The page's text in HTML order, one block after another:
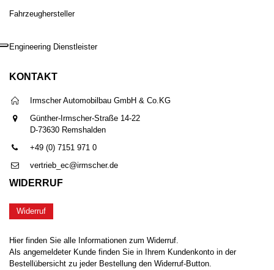
Fahrzeughersteller
Engineering Dienstleister
KONTAKT
Irmscher Automobilbau GmbH & Co.KG
Günther-Irmscher-Straße 14-22
D-73630 Remshalden
+49 (0) 7151 971 0
vertrieb_ec@irmscher.de
WIDERRUF
Widerruf
Hier finden Sie alle Informationen zum Widerruf.
Als angemeldeter Kunde finden Sie in Ihrem Kundenkonto in der
Bestellübersicht zu jeder Bestellung den Widerruf-Button.